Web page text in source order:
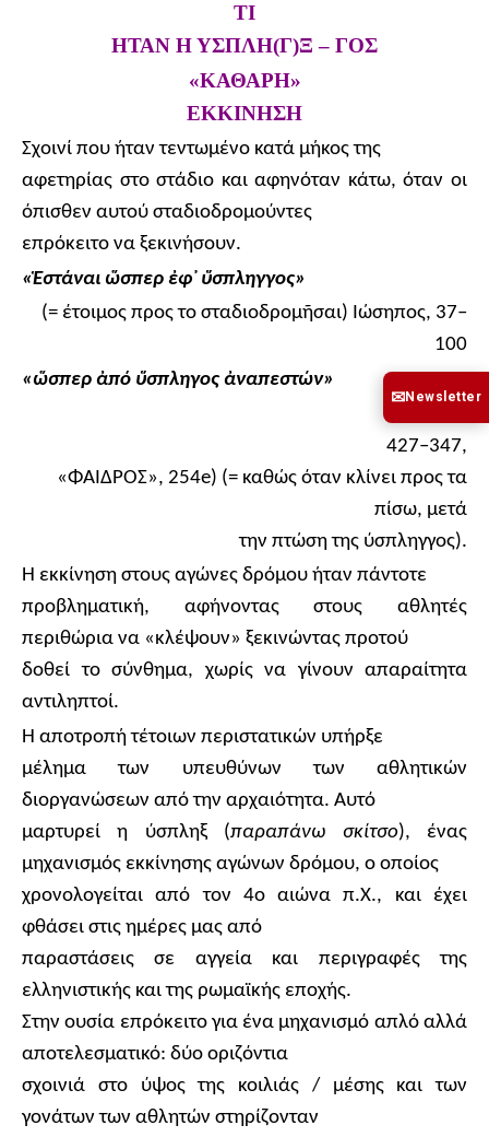
ΤΙ
ΗΤΑΝ Η ΥΣΠΛΗ(Γ)Ξ – ΓΟΣ
«ΚΑΘΑΡΗ»
ΕΚΚΙΝΗΣΗ
Σχοινί που ήταν τεντωμένο κατά μήκος της
αφετηρίας στο στάδιο και αφηνόταν κάτω, όταν οι
όπισθεν αυτού σταδιοδρομούντες
επρόκειτο να ξεκινήσουν.
«Ἑστάναι ὥσπερ ἐφ᾽ ὕσπληγγος»
(= έτοιμος προς το σταδιοδρομῆσαι) Ιώσηπος, 37–
100
«ὥσπερ ἀπό ὕσπληγοςἀναπεστών»
427–347,
«ΦΑΙΔΡΟΣ», 254e) (= καθώς όταν κλίνει προς τα
πίσω, μετά
την πτώση της ύσπληγγος).
Η εκκίνηση στους αγώνες δρόμου ήταν πάντοτε
προβληματική, αφήνοντας στους αθλητές
περιθώρια να «κλέψουν» ξεκινώντας προτού
δοθεί το σύνθημα, χωρίς να γίνουν απαραίτητα
αντιληπτοί.
Η αποτροπή τέτοιων περιστατικών υπήρξε
μέλημα των υπευθύνων των αθλητικών
διοργανώσεων από την αρχαιότητα. Αυτό
μαρτυρεί η ύσπληξ (παραπάνω σκίτσο), ένας
μηχανισμός εκκίνησης αγώνων δρόμου, ο οποίος
χρονολογείται από τον 4ο αιώνα π.Χ., και έχει
φθάσει στις ημέρες μας από
παραστάσεις σε αγγεία και περιγραφές της
ελληνιστικής και της ρωμαϊκής εποχής.
Στην ουσία επρόκειτο για ένα μηχανισμό απλό αλλά
αποτελεσματικό: δύο οριζόντια
σχοινιά στο ύψος της κοιλιάς / μέσης και των
γονάτων των αθλητών στηρίζονταν
✉Newsletter